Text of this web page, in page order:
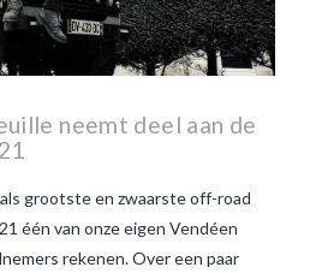
neemt deel aan de
als grootste en zwaarste off-road
één van onze eigen Vendéen
rekenen. Over een paar